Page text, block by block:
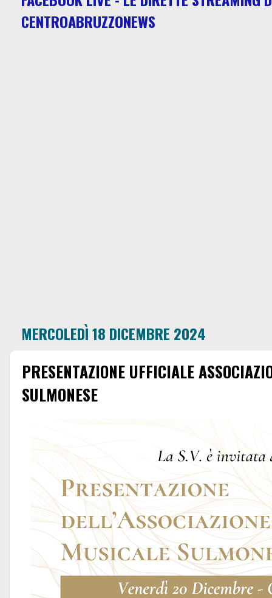
CENTROABRUZZONEWS
MERCOLEDÌ 18 DICEMBRE 2024
PRESENTAZIONE UFFICIALE
SULMONESE